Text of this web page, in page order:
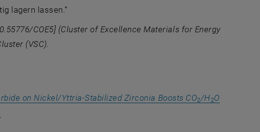
lagern lassen.“
COE5] (Cluster of Excellence Materials for Energy
(VSC).
on Nickel/Yttria-Stabilized Zirconia Boosts CO2/H2O